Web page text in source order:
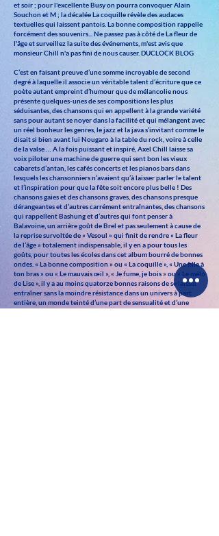
et soir ; pour l'excellente Busy on pourra convoquer Alain
Souchon et M ; la décalée La coquille révèle des audaces
textuelles qui laissent pantois. La bonne composition rappelle
forcément des souvenirs... Ne passez pas à côté de La fleur de
l'âge et surveillez la suite des événements, m'est avis que
monsieur Chill n'a pas fini de nous causer. DUCLOCK BLOG
C’est en faisant preuve d’une somme incroyable de second
degré à laquelle il associe un véritable talent d’écriture que ce
poète autant empreint d’humour que de mélancolie nous
présente quelques-unes de ses compositions les plus
séduisantes, des chansons qui en appellent à la grande variété
sans pour autant se noyer dans la facilité et qui mélangent avec
un réel bonheur les genres, le jazz et la java s’invitant comme le
disait si bien avant lui Nougaro à la table du rock, voire à celle
de la valse … A la fois puissant et inspiré, Axel Chill laisse sa
voix piloter une machine de guerre qui sent bon les vieux
cabarets d’antan, les cafés concerts et les pianos bars dans
lesquels les chansonniers n’avaient qu’à laisser parler le talent
et l’inspiration pour que la fête soit encore plus belle ! Des
chansons gaies et des chansons graves, des chansons presque
dérangeantes et d’autres carrément entraînantes, des chansons
qui rappellent Bashung et d’autres qui font penser à
Balavoine, un arrière goût de Brel et pas seulement à cause de
la reprise survoltée de « Vesoul » qui finit de rendre « La fleur
de l’âge » totalement indispensable, il y en a pour tous les
goûts, pour toutes les écoles dans cet album bourré de bonnes
ondes. « La bonne composition » ou « La coquille », « Une fille à
ton bras » ou « Le mauvais œil », « Je fume, je bois » ou « Le mélo
de Lise », il y a au moins quatorze bonnes raisons de se laisser
entraîner sans la moindre résistance dans un univers à part
entière, un monde teinté d’une part de sensualité et d’une